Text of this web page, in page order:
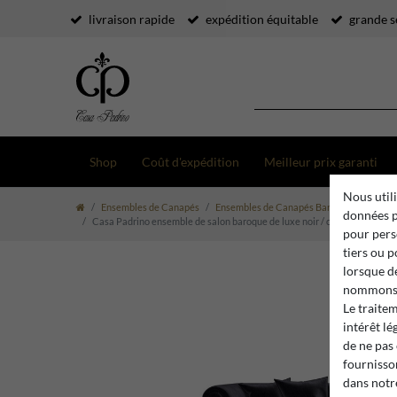
livraison rapide expédition équitable grande
Shop Coût d'expédition Meilleur prix garanti
Ensembles de Canapés
Ensembles de Canapés Baroques
Casa Padrino ensemble de salon baroque de luxe noir / or / or antique
Nous
données
pour
tiers ou
lorsque
Le
intérêt
de ne
dans